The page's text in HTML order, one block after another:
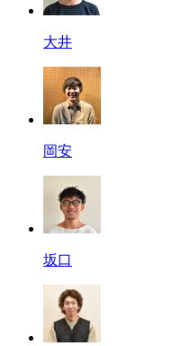
大井
岡安
坂口